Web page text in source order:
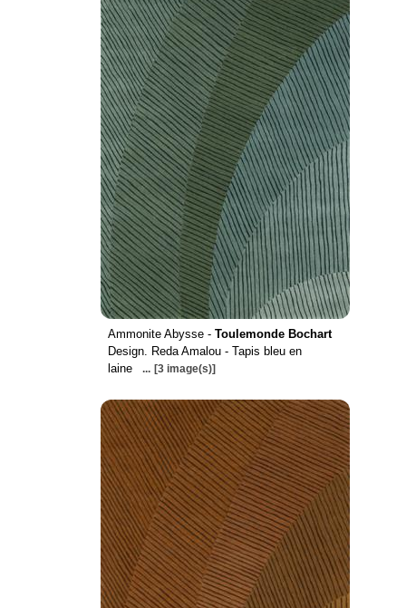
Ammonite Abysse - Toulemonde Bochart
Design. Reda Amalou - Tapis bleu en
laine
... [3 image(s)]